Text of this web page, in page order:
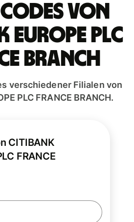
von
EUROPE PLC
BRANCH
verschiedener Filialen von
PLC FRANCE BRANCH.
CITIBANK
FRANCE